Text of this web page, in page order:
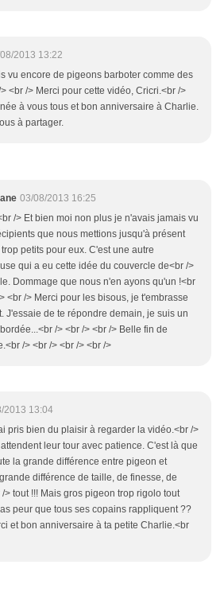
2013 13:22
vu encore de pigeons barboter comme des
<br /> Merci pour cette vidéo, Cricri.<br />
à vous tous et bon anniversaire à Charlie.
à partager.
03/08/2013 16:25
/> Et bien moi non plus je n'avais jamais vu
que nous mettions jusqu'à présent
petits pour eux. C'est une autre
qui a eu cette idée du couvercle de<br />
Dommage que nous n'en ayons qu'un !<br
<br /> Merci pour les bisous, je t'embrasse
J'essaie de te répondre demain, je suis un
/> <br /> <br /> Belle fin de
/> <br /> <br /> <br />
2013 13:04
pris bien du plaisir à regarder la vidéo.<br />
leur tour avec patience. C'est là que
la grande différence entre pigeon et
différence de taille, de finesse, de
> tout !!! Mais gros pigeon trop rigolo tout
peur que tous ses copains rappliquent ??
et bon anniversaire à ta petite Charlie.<br